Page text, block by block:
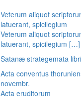
Veterum aliquot
latuerant, spicilegium
Veterum aliquot
latuerant, spicilegium
Satanæ strategemata
Acta conventus
novembr.
Acta eruditorum